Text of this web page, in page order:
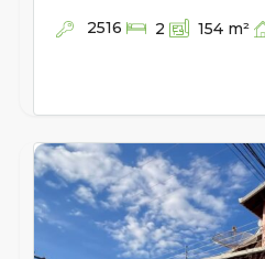
2516 2 154 m²